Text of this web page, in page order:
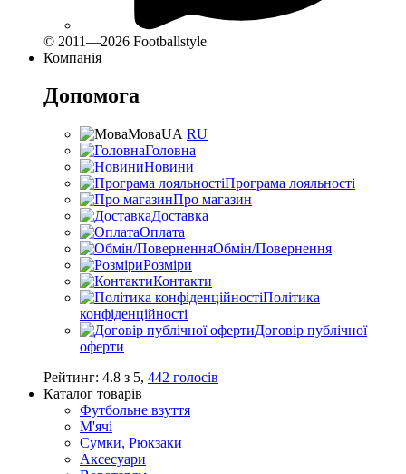
© 2011—2026 Footballstyle
Компанія
Допомога
МоваUA RU
Головна
Новини
Програма лояльності
Про магазин
Доставка
Оплата
Обмін/Повернення
Розміри
Контакти
Політика
конфіденційності
Договір публічної
оферти
Рейтинг: 4.8 з 5, 442 голосів
Каталог товарів
Футбольне взуття
М'ячі
Сумки, Рюкзаки
Аксесуари